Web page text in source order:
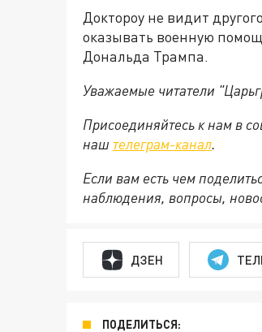
Доктороу не видит
оказывать военную
Дональда Трампа.
Уважаемые читатели
Присоединяйтесь к нам в
наш телеграм-канал.
Если вам есть чем
наблюдения, вопросы,
ДЗЕН
ПОДЕЛИТЬСЯ: